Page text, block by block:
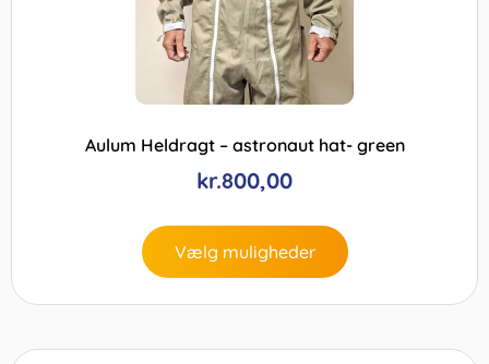
Aulum Heldragt – astronaut hat- green
kr.800,00
Vælg muligheder